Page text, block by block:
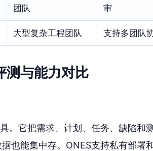
团队
审
大型复杂工程团队 支持多团队
测与能力对比
。它把需求、计划、任务、缺陷和
也能集中存。ONES支持私有部署